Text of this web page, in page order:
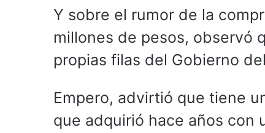
Y sobre el rumor de la
millones de pesos, observó
propias filas del Gobierno
Empero, advirtió que tiene
que adquirió hace años con